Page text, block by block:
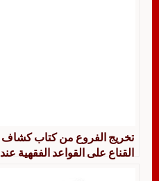
تخريج الفروع من كتاب كشاف
القناع على القواعد الفقهية عند